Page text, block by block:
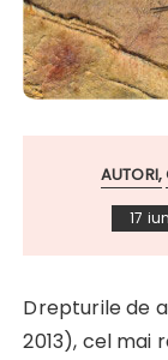
AUTORI
17
Drepturile de
2013), cel mai